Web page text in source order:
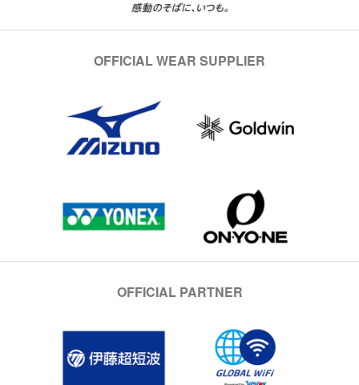
OFFICIAL WEAR SUPPLIER
OFFICIAL PARTNER